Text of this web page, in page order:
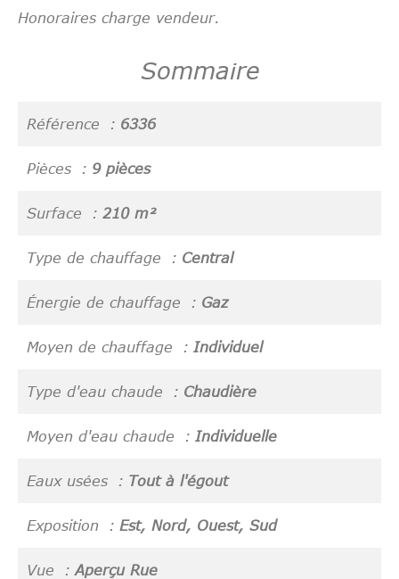
Honoraires charge vendeur.
Sommaire
Référence 6336
Pièces 9 pièces
Surface 210 m²
Type de chauffage Central
Énergie de chauffage Gaz
Moyen de chauffage Individuel
Type d'eau chaude Chaudière
Moyen d'eau chaude Individuelle
Eaux usées Tout à l'égout
Exposition Est, Nord, Ouest, Sud
Vue Aperçu Rue